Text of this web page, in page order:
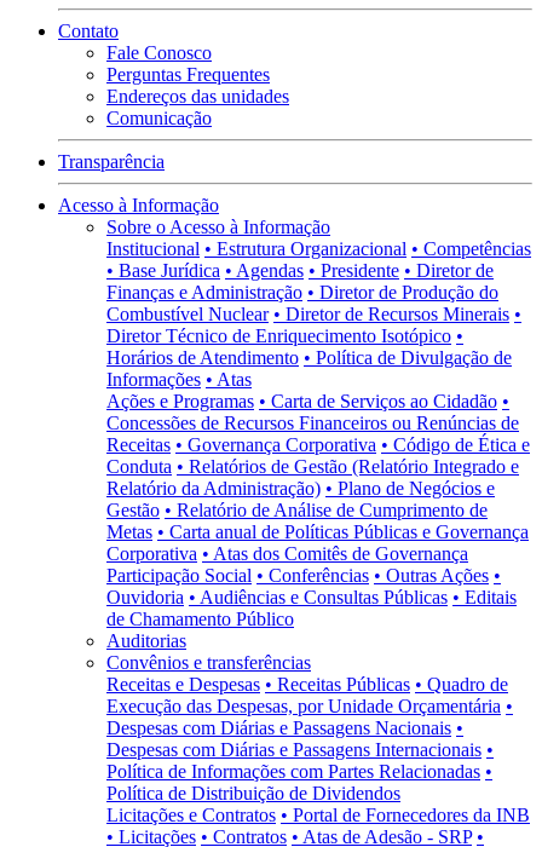
Contato
Fale Conosco
Perguntas Frequentes
Endereços das unidades
Comunicação
Transparência
Acesso à Informação
Sobre o Acesso à Informação
Institucional • Estrutura Organizacional • Competências
• Base Jurídica • Agendas • Presidente • Diretor de
Finanças e Administração • Diretor de Produção do
Combustível Nuclear • Diretor de Recursos Minerais •
Diretor Técnico de Enriquecimento Isotópico •
Horários de Atendimento • Política de Divulgação de
Informações • Atas
Ações e Programas • Carta de Serviços ao Cidadão •
Concessões de Recursos Financeiros ou Renúncias de
Receitas • Governança Corporativa • Código de Ética e
Conduta • Relatórios de Gestão (Relatório Integrado e
Relatório da Administração) • Plano de Negócios e
Gestão • Relatório de Análise de Cumprimento de
Metas • Carta anual de Políticas Públicas e Governança
Corporativa • Atas dos Comitês de Governança
Participação Social • Conferências • Outras Ações •
Ouvidoria • Audiências e Consultas Públicas • Editais
de Chamamento Público
Auditorias
Convênios e transferências
Receitas e Despesas • Receitas Públicas • Quadro de
Execução das Despesas, por Unidade Orçamentária •
Despesas com Diárias e Passagens Nacionais •
Despesas com Diárias e Passagens Internacionais •
Política de Informações com Partes Relacionadas •
Política de Distribuição de Dividendos
Licitações e Contratos • Portal de Fornecedores da INB
• Licitações • Contratos • Atas de Adesão - SRP •